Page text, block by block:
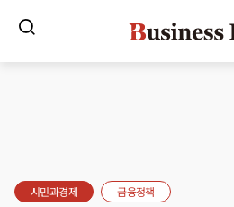
시민과경제 금융정책